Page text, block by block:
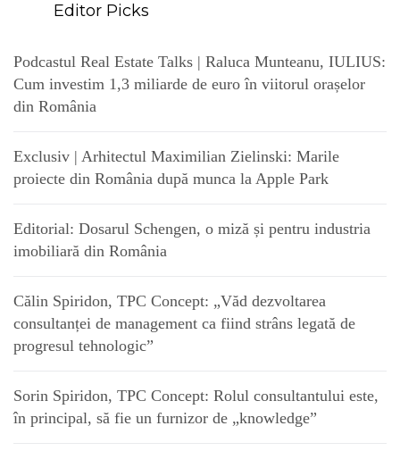
Editor Picks
Podcastul Real Estate Talks | Raluca Munteanu, IULIUS:
Cum investim 1,3 miliarde de euro în viitorul orașelor
din România
Exclusiv | Arhitectul Maximilian Zielinski: Marile
proiecte din România după munca la Apple Park
Editorial: Dosarul Schengen, o miză și pentru industria
imobiliară din România
Călin Spiridon, TPC Concept: „Văd dezvoltarea
consultanței de management ca fiind strâns legată de
progresul tehnologic”
Sorin Spiridon, TPC Concept: Rolul consultantului este,
în principal, să fie un furnizor de „knowledge”